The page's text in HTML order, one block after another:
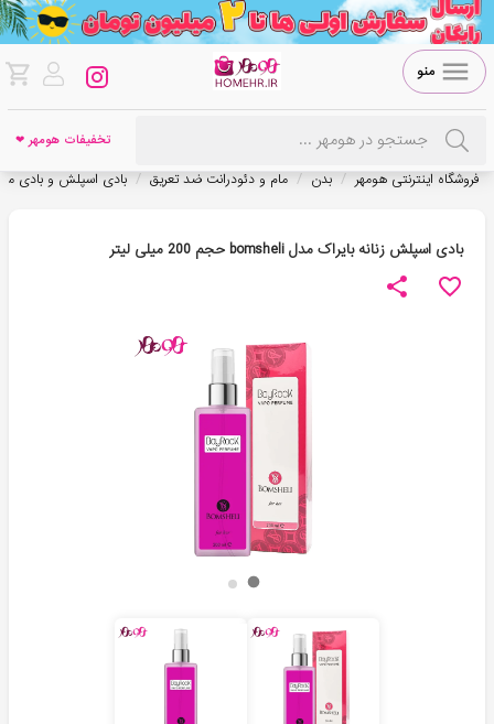
منو
تخفیفات هومهر ❤
فروشگاه اینترنتی هومهر / بدن / مام و دئودرانت ضد تعریق / بادی اسپلش و بادی
بادی اسپلش زنانه بایراک مدل bomsheli حجم 200 میلی لیتر